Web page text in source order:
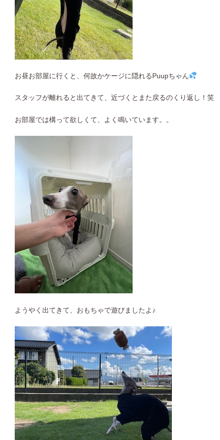
お昼お部屋に行くと、何故かケージに隠れるPuupちゃん
スタッフが離れると出てきて、近づくとまた戻るのくり返し！笑
お部屋では構って欲しくて、よく鳴いています。。
ようやく出てきて、おもちゃで遊びましたよ♪